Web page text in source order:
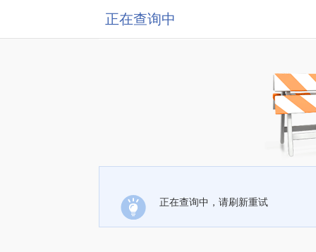
正在查询中
正在查询中，请刷新重试